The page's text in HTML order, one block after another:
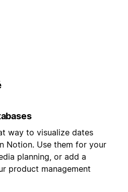
way to visualize dates
Notion. Use them for your
planning, or add a
product management